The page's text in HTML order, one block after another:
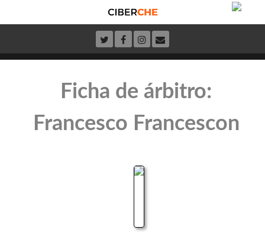
Ficha de árbitro:
Francesco Francescon